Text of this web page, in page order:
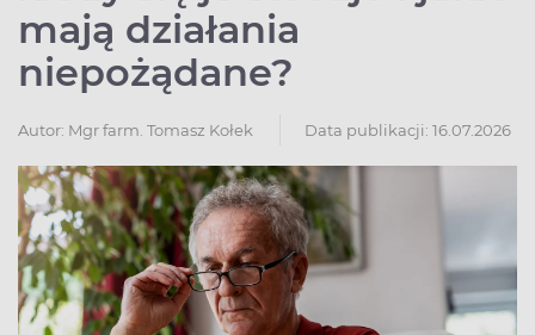
mają działania
niepożądane?
Autor: Mgr farm. Tomasz Kołek Data publikacji: 16.07.2026